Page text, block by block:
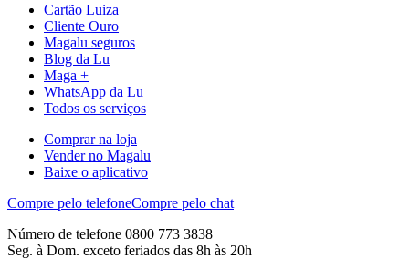
Cartão Luiza
Cliente Ouro
Magalu seguros
Blog da Lu
Maga +
WhatsApp da Lu
Todos os serviços
Comprar na loja
Vender no Magalu
Baixe o aplicativo
Compre pelo telefoneCompre pelo chat
Número de telefone 0800 773 3838
Seg. à Dom. exceto feriados das 8h às 20h